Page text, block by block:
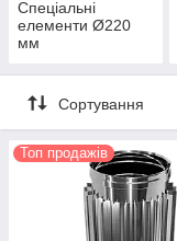
Спеціальні
елементи Ø220
мм
Сортування
Топ продажів